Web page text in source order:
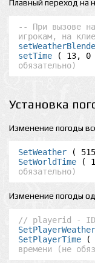
Плавный переход на
-- При вызове
игрокам, на
setTime ( 13, 0
обязательно)
Установка
Изменение погоды
SetWeather
SetWorldTime (
обязательно)
Изменение погоды
// playerid - ID
SetPlayerWeather
SetPlayerTime (
времени (не